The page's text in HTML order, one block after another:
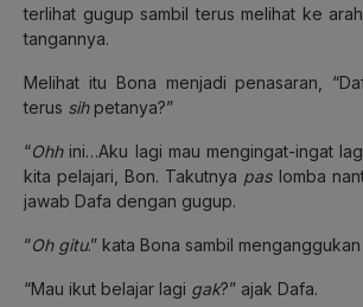
terlihat gugup sambil terus melihat ke
tangannya.
Melihat itu Bona menjadi penasaran,
terus sihpetanya?”
“Ohhini…Aku lagi mau mengingat-ingat
kita pelajari, Bon. Takutnya paslomba
jawab Dafa dengan gugup.
“Oh gitu.” kata Bona sambil
“Mau ikut belajar lagi gak?” ajak Dafa.